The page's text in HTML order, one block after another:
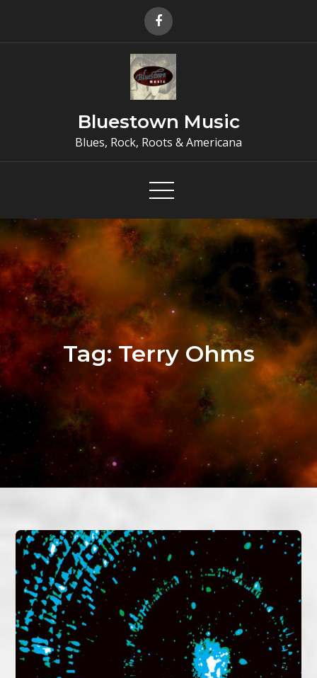
Bluestown Music
Blues, Rock, Roots & Americana
Tag:Terry Ohms